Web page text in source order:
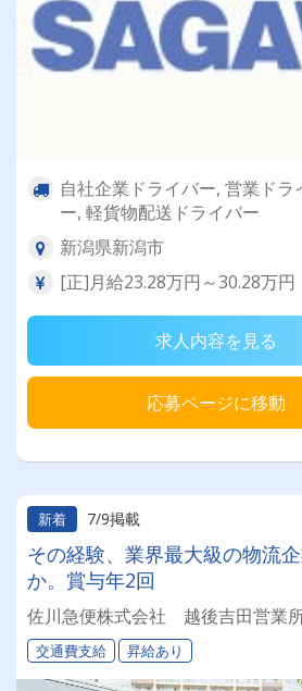
自社企業ドライバー, 営業ド
ー, 軽貨物配送ドライバー
新潟県新潟市
[正]月給23.28万円～30.28万円
求人内容を見る
応募ページに移動
新着 7/9掲載
その経験、業界最大級の物流
か。賞与年2回
佐川急便株式会社 越後吉田営業
交通費支給 昇給あり